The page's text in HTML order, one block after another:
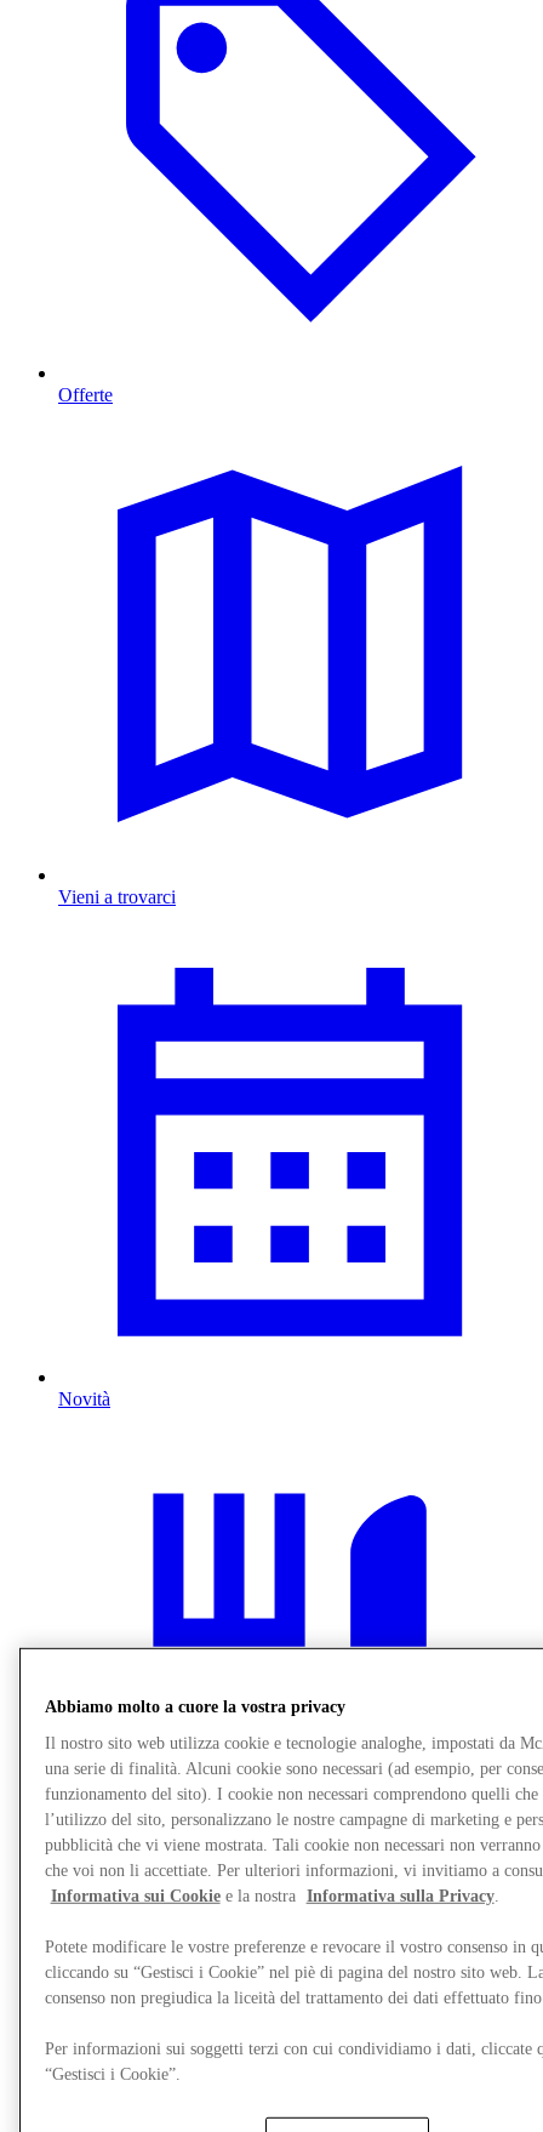
Offerte
Vieni a trovarci
Novità
Ristoranti
Mappa del Centro
Gift Cards
Abbiamo molto a cuore la vostra privacy
Il nostro sito web utilizza cookie e tecnologie analoghe, impostati da
una serie di finalità. Alcuni cookie sono necessari (ad esempio, per
funzionamento del sito). I cookie non necessari comprendono quelli che
l’utilizzo del sito, personalizzano le nostre campagne di marketing e
pubblicità che vi viene mostrata. Tali cookie non necessari non
che voi non li accettiate. Per ulteriori informazioni, vi invitiamo a
Informativa sui Cookiee la nostra Informativa sulla Privacy.
Potete modificare le vostre preferenze e revocare il vostro consenso in
cliccando su “Gestisci i Cookie” nel piè di pagina del nostro sito web.
consenso non pregiudica la liceità del trattamento dei dati effettuato
Per informazioni sui soggetti terzi con cui condividiamo i dati, cliccate
“Gestisci i Cookie”.